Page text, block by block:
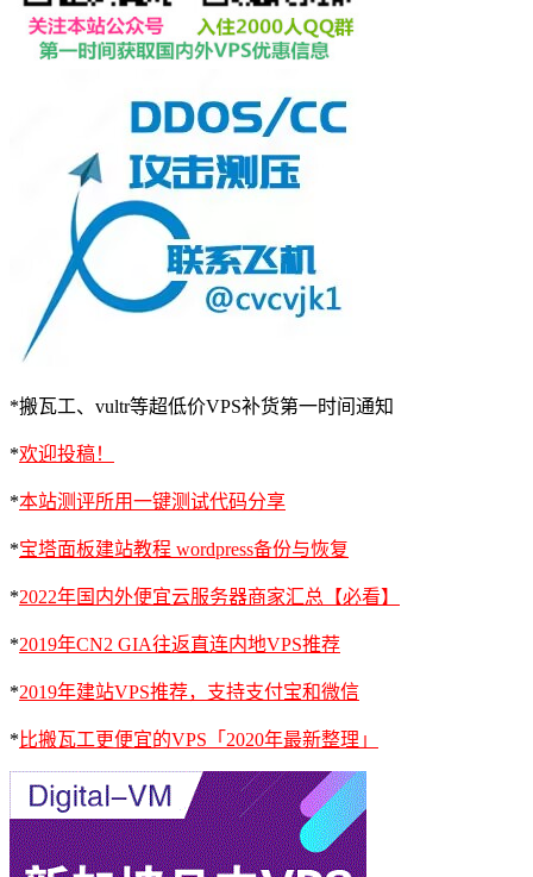
*搬瓦工、vultr等超低价VPS补货第一时间通知
*欢迎投稿！
*本站测评所用一键测试代码分享
*宝塔面板建站教程 wordpress备份与恢复
*2022年国内外便宜云服务器商家汇总【必看】
*2019年CN2 GIA往返直连内地VPS推荐
*2019年建站VPS推荐，支持支付宝和微信
* 比搬瓦工更便宜的VPS「2020年最新整理」